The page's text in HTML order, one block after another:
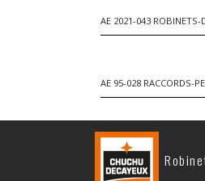
AE 2021-043 ROBINETS-
AE 95-028 RACCORDS-